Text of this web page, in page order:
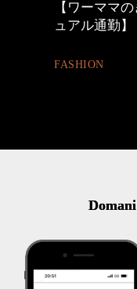
【ワーママ
ュアル通勤】
FASHION